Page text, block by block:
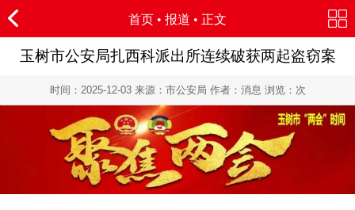
首页 • 报道 • 正文
玉树市公安局扎西科派出所连续破获两起盗窃案
时间： 2025-12-03来源：市公安局 作者：消息 浏览： 次